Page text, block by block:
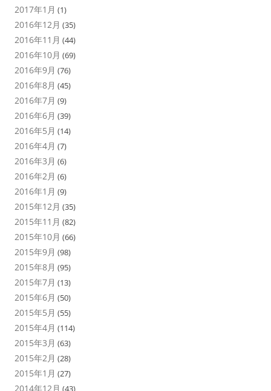
2017年1月 (1)
2016年12月 (35)
2016年11月 (44)
2016年10月 (69)
2016年9月 (76)
2016年8月 (45)
2016年7月 (9)
2016年6月 (39)
2016年5月 (14)
2016年4月 (7)
2016年3月 (6)
2016年2月 (6)
2016年1月 (9)
2015年12月 (35)
2015年11月 (82)
2015年10月 (66)
2015年9月 (98)
2015年8月 (95)
2015年7月 (13)
2015年6月 (50)
2015年5月 (55)
2015年4月 (114)
2015年3月 (63)
2015年2月 (28)
2015年1月 (27)
2014年12月 (43)